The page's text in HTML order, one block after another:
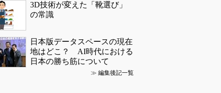
3D技術が変えた「靴選び」
の常識
日本版データスペースの現在
地はどこ？ AI時代における
日本の勝ち筋について
≫ 編集後記一覧